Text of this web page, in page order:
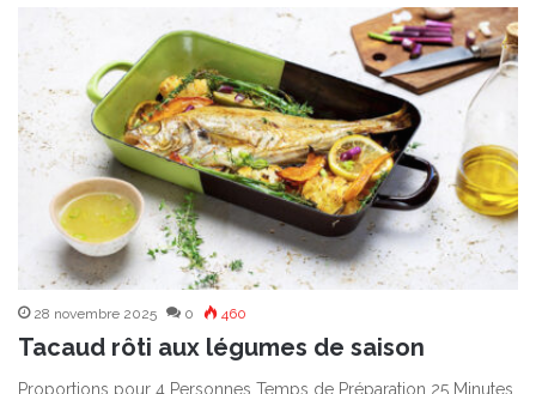
28 novembre 2025 0 460
Tacaud rôti aux légumes de saison
Proportions pour 4 Personnes Temps de Préparation 25 Minutes